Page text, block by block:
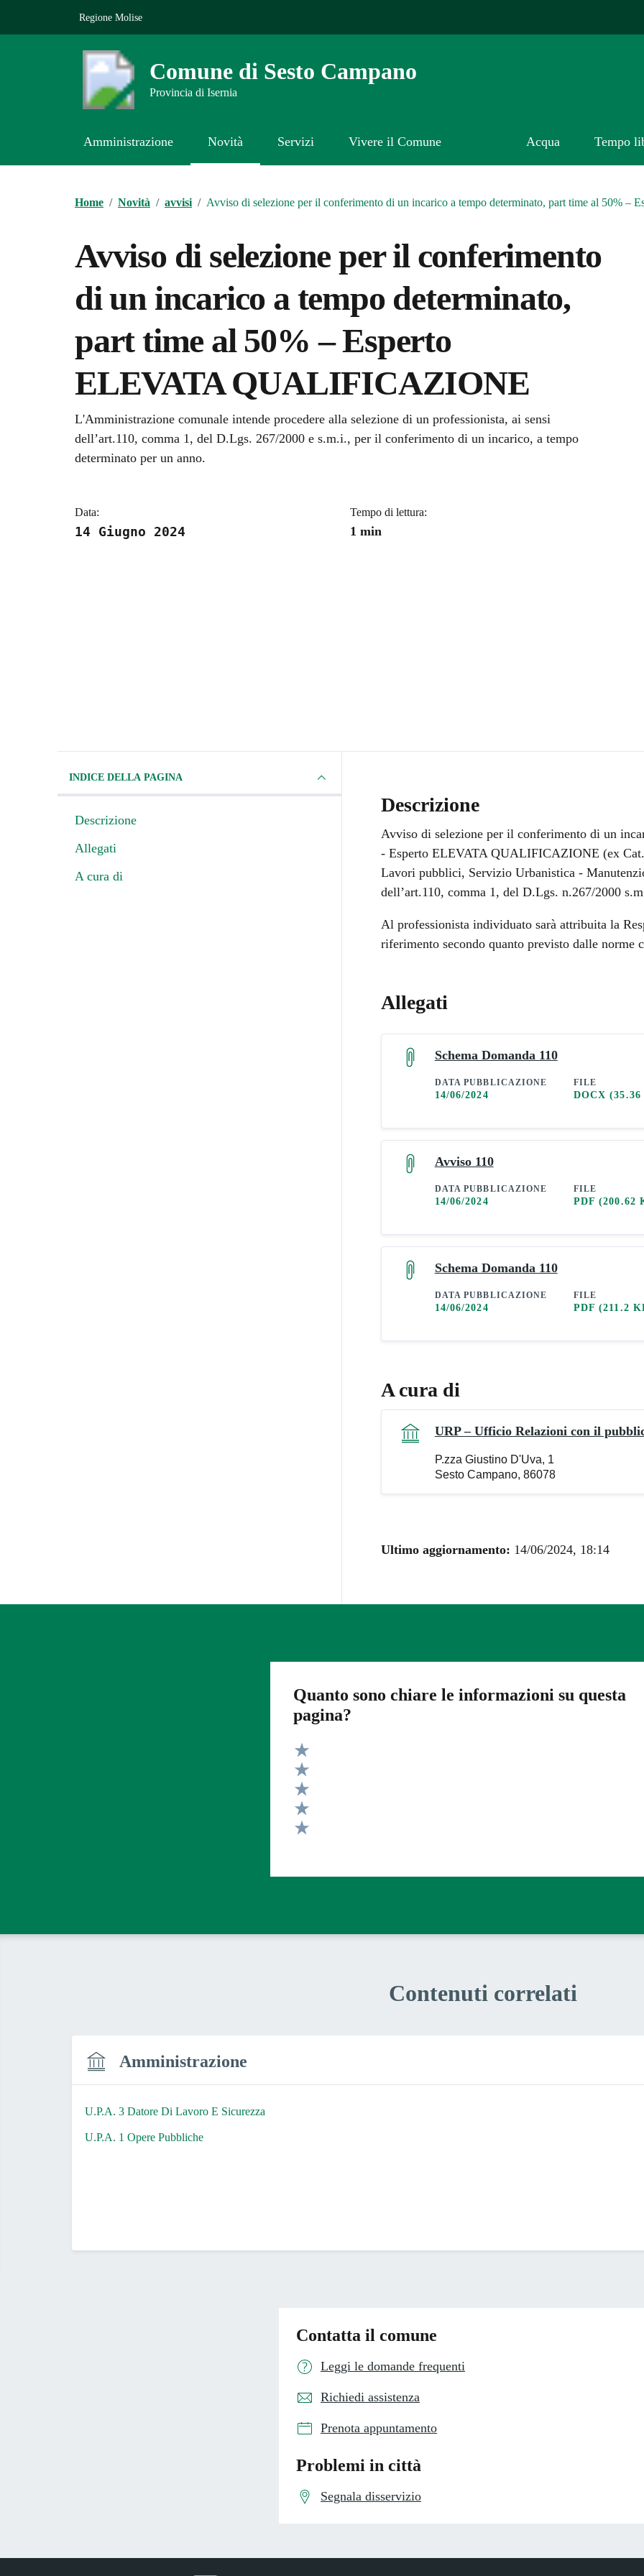
Regione Molise
Comune di Sesto Campano
Provincia di Isernia
Amministrazione Novità Servizi Vivere il Comune Acqua Tempo
Home / Novità / avvisi / Avviso di selezione per il conferimento di un incarico a tempo determinato, part time al 50%
Avviso di selezione per il conferimento
di un incarico a tempo determinato,
part time al 50% – Esperto
ELEVATA QUALIFICAZIONE
Dettagli della notizia
L'Amministrazione comunale intende procedere alla selezione di un professionista, ai sensi
dell’art.110, comma 1, del D.Lgs. 267/2000 e s.m.i., per il conferimento di un incarico, a tempo
determinato per un anno.
Data:
14 Giugno 2024
Tempo di lettura:
1 min
INDICE DELLA PAGINA
Descrizione
Allegati
A cura di
Descrizione
Avviso di selezione per il conferimento di un
- Esperto ELEVATA QUALIFICAZIONE (ex
Lavori pubblici, Servizio Urbanistica -
dell’art.110, comma 1, del D.Lgs. n.267/2000
Al professionista individuato sarà attribuita la
riferimento secondo quanto previsto dalle norme
Allegati
Schema Domanda 110
DATA PUBBLICAZIONE
14/06/2024
FILE
DOCX(35.36
Avviso 110
DATA PUBBLICAZIONE
14/06/2024
FILE
PDF(200.62
Schema Domanda 110
DATA PUBBLICAZIONE
14/06/2024
FILE
PDF(211.2
A cura di
URP – Ufficio Relazioni con il
P.zza Giustino D'Uva, 1
Sesto Campano, 86078
Ultimo aggiornamento: 14/06/2024, 18:14
Quanto sono chiare le informazioni su questa
pagina?
Valuta 5 stelle su 5
Valuta 4 stelle su 5
Valuta 3 stelle su 5
Valuta 2 stelle su 5
Contenuti correlati
Amministrazione
U.P.A. 3 Datore Di Lavoro E Sicurezza
U.P.A. 1 Opere Pubbliche
Contatta il comune
Leggi le domande frequenti
Richiedi assistenza
Prenota appuntamento
Problemi in città
Segnala disservizio